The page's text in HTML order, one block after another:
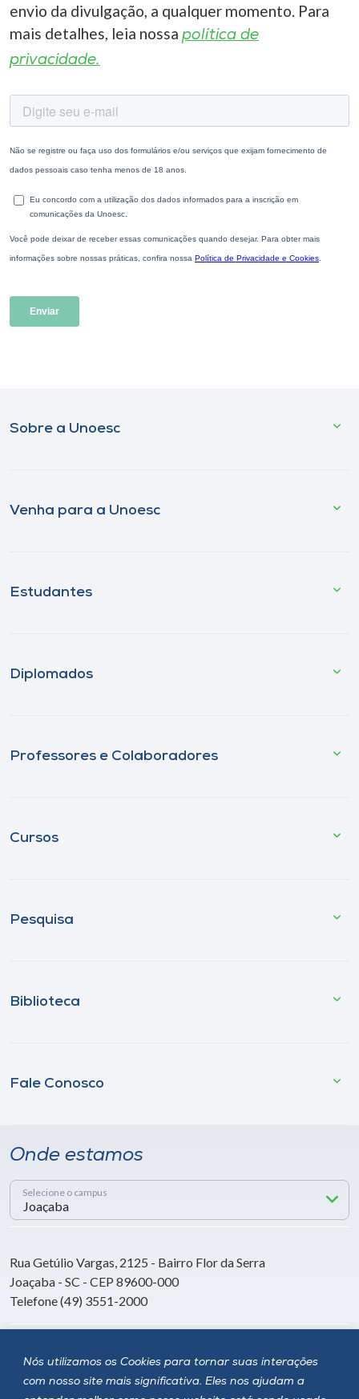
Nós utilizamos os Cookies para tornar suas interações
com nosso site mais significativa. Eles nos ajudam a
envio da divulgação, a qualquer momento. Para
mais detalhes, leia nossa política de
privacidade.
Sobre a Unoesc
Venha para a Unoesc
Estudantes
Diplomados
Professores e Colaboradores
Cursos
Pesquisa
Biblioteca
Fale Conosco
Onde estamos
Selecione o campus
Rua Getúlio Vargas, 2125 - Bairro Flor da Serra
Joaçaba - SC - CEP 89600-000
Telefone (49) 3551-2000
Siga a Unoesc